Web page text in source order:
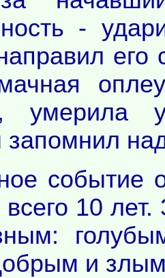
-
его
умерила
запомнил
событие
всего 10
и